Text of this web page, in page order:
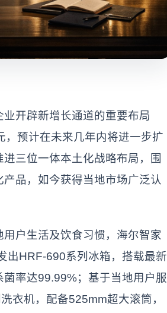
开辟新增长通道的重要布局
预计在未来几年内将进一步扩
三位一体本土化战略布局，围
品，如今获得当地市场广泛认
户生活及饮食习惯，海尔智家
出HRF-690系列冰箱，搭载最新
率达99.99%；基于当地用户服
衣机，配备525mm超大滚筒，